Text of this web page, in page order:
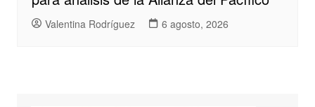
Valentina Rodríguez 6 agosto, 2026